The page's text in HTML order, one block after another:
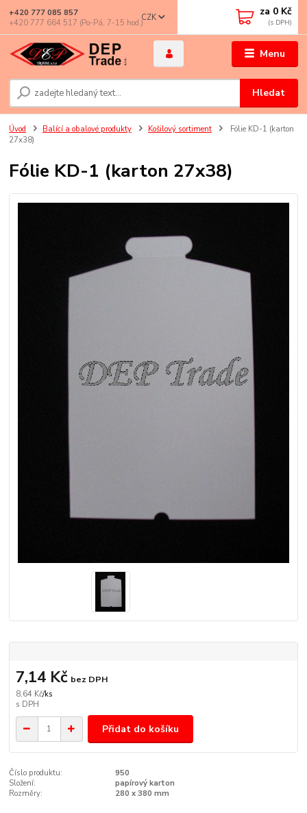
Menu
CZK
Hledat
+420 777 085 857
+420 777 664 517 (Po-Pá, 7-15 hod.)
za 0 Kč
Úvod Balící a obalové produkty Košilový sortiment
Fólie KD-1 (karton
27x38)
Fólie KD-1 (karton 27x38)
8,64 Kč/ks
7,14 Kč bez DPH
Přidat do košíku
Číslo produktu:
950
Složení:
papírový karton
Rozměry:
280 x 380 mm